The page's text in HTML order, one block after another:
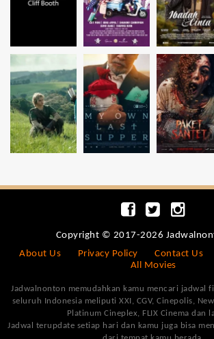
Copyright © 2017-2026
About Us
Privacy Policy Contact Us
All Movies
Jadwalnonton memudahkan kamu mencari jadwal
seluruh Indonesia meliputi XXI, CGV, Cinepolis,
Platinum Cineplex, FLIX Cinema dan
Jadwal terupdate setiap hari dan kamu juga bisa